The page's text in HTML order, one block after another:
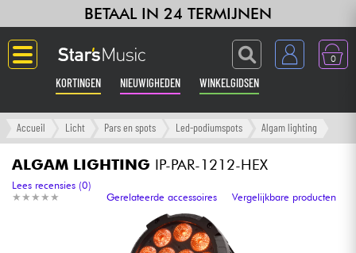
BETAAL IN 24 TERMIJNEN
0
KORTINGEN NIEUWIGHEDEN WINKELGIDSEN
Langue
Gitaar & Bas
Versterker & Effecten
Toetsenbord & Piano
Accueil Licht Pars en spots Led-podiumspots Algam lighting
ALGAM LIGHTING IP-PAR-1212-HEX
★ ★ ★ ★ ★
★ ★ ★ ★ ★
Lees recensies (0)
Gerelateerde accessoires
Vergelijkbare producten